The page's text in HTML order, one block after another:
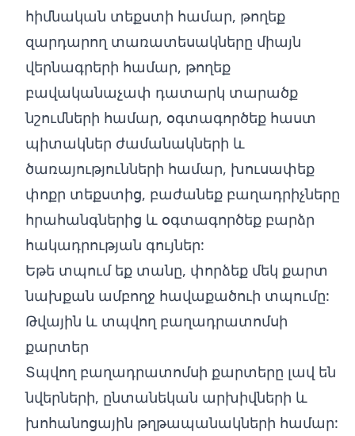
հիմնական տեքստի համար, թողեք
զարդարող տառատեսակները միայն
վերնագրերի համար, թողեք
բավականաչափ դատարկ տարածք
նշումների համար, օգտագործեք հաստ
պիտակներ ժամանակների և
ծառայությունների համար, խուսափեք
փոքր տեքստից, բաժանեք բաղադրիչները
հրահանգներից և օգտագործեք բարձր
հակադրության գույներ:
Եթե տպում եք տանը, փորձեք մեկ քարտ
նախքան ամբողջ հավաքածուի տպումը:
Թվային և տպվող բաղադրատոմսի
քարտեր
Տպվող բաղադրատոմսի քարտերը լավ են
նվերների, ընտանեկան արխիվների և
խոհանոցային թղթապանակների համար: